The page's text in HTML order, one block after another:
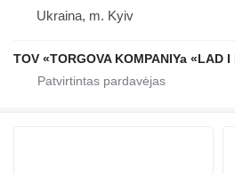
Ukraina, m. Kyiv
TOV «TORGOVA KOMPANIYa «LAD I